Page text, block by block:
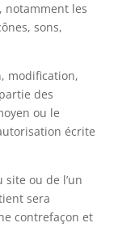
notamment les
sons,
modification,
des
ou le
écrite
ou de l’un
sera
contrefaçon et